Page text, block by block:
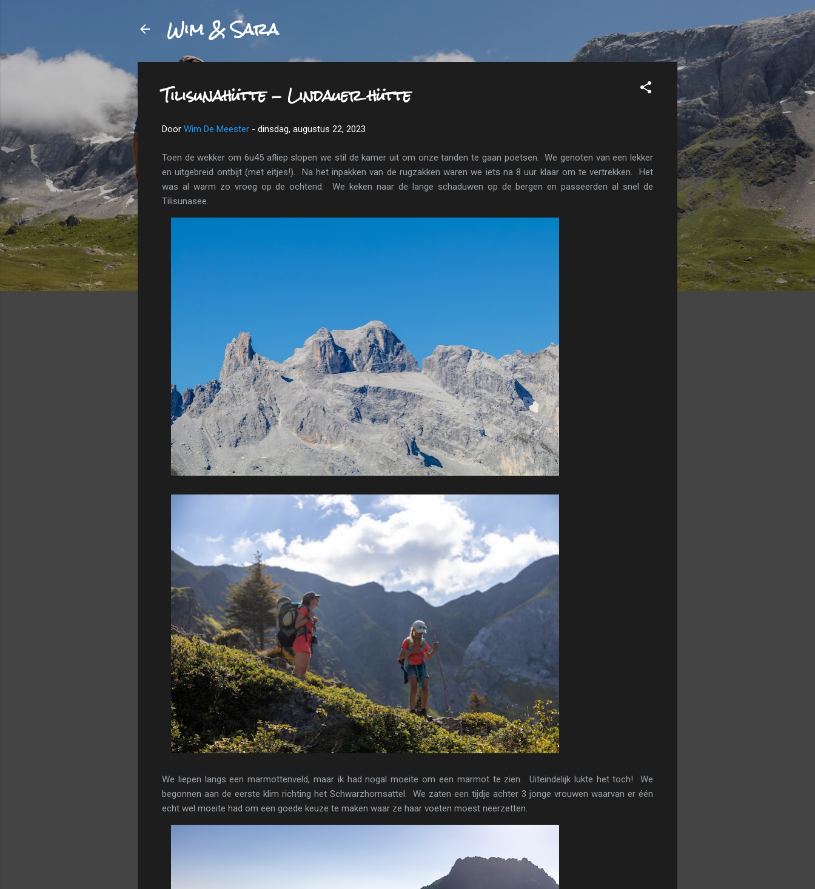
Wim & Sara
Tilisunahütte - Lindauer hütte
Door Wim De Meester - dinsdag, augustus 22, 2023
Toen de wekker om 6u45 afliep slopen we stil de kamer uit om onze tanden te gaan poetsen. We genoten van een lekker
en uitgebreid ontbijt (met eitjes!). Na het inpakken van de rugzakken waren we iets na 8 uur klaar om te vertrekken. Het
was al warm zo vroeg op de ochtend. We keken naar de lange schaduwen op de bergen en passeerden al snel de
Tilisunasee.
We liepen langs een marmottenveld, maar ik had nogal moeite om een marmot te zien. Uiteindelijk lukte het toch! We
begonnen aan de eerste klim richting het Schwarzhornsattel. We zaten een tijdje achter 3 jonge vrouwen waarvan er één
echt wel moeite had om een goede keuze te maken waar ze haar voeten moest neerzetten.